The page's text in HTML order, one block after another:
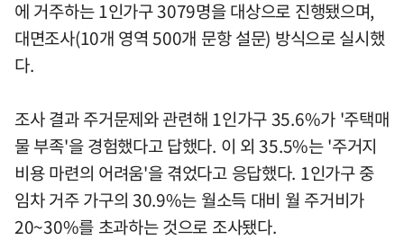
에 거주하는 1인가구 3079명을 대상으로 진행됐으며,
대면조사(10개 영역 500개 문항 설문) 방식으로 실시했
다.
조사 결과 주거문제와 관련해 1인가구 35.6%가 '주택매
물 부족'을 경험했다고 답했다. 이 외 35.5%는 '주거지
비용 마련의 어려움'을 겪었다고 응답했다. 1인가구 중
임차 거주 가구의 30.9%는 월소득 대비 월 주거비가
20~30%를 초과하는 것으로 조사됐다.